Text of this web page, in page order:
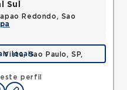
perfil
Sul
Redondo, Sao
Sao Paulo, SP,
locais